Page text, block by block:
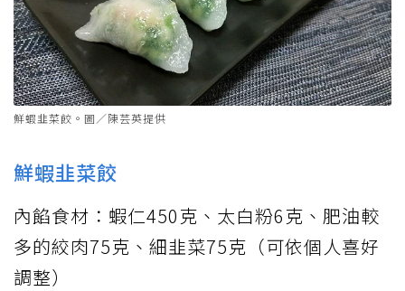
鮮蝦韭菜餃。圖／陳芸英提供
鮮蝦韭菜餃
內餡食材：蝦仁450克、太白粉6克、肥油較
多的絞肉75克、細韭菜75克（可依個人喜好
調整）